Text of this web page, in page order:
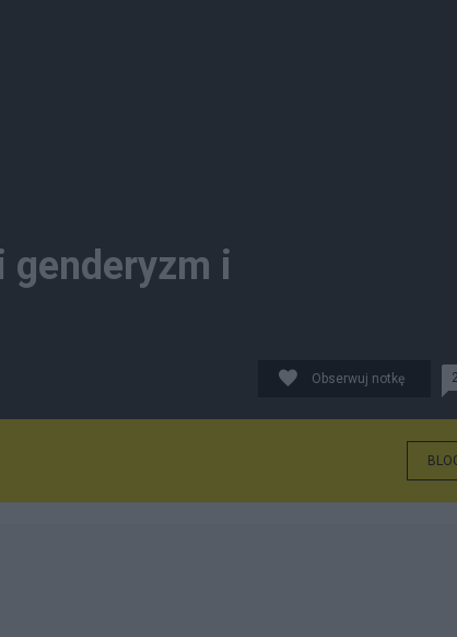
genderyzm i
Obserwuj notkę